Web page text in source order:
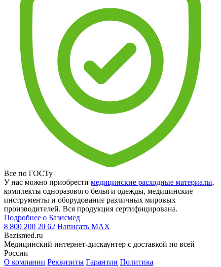
Все по ГОСТу
У нас можно приобрести медицинские расходные материалы,
комплекты одноразового белья и одежды, медицинские
инструменты и оборудование различных мировых
производителей. Вся продукция сертифицирована.
Подробнее о Базисмед
8 800 200 20 62 Написать MAX
Bazismed.ru
Медицинский интернет-дискаунтер с доставкой по всей
России
О компании Реквизиты Гарантии Политика